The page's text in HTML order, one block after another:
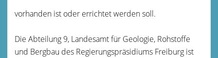
vorhanden ist oder errichtet werden soll.
Die Abteilung 9, Landesamt für Geologie, Rohstoffe
und Bergbau des Regierungspräsidiums Freiburg ist